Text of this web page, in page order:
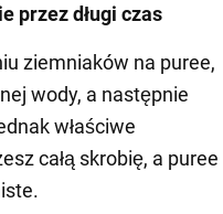
przez długi czas
ziemniaków na puree,
wody, a następnie
właściwe
całą skrobię, a puree